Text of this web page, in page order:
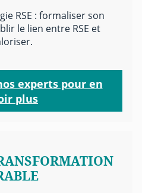
RSE : formaliser son
le lien entre RSE et
experts pour en
plus